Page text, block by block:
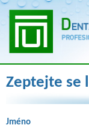
Zeptejte se
Jméno